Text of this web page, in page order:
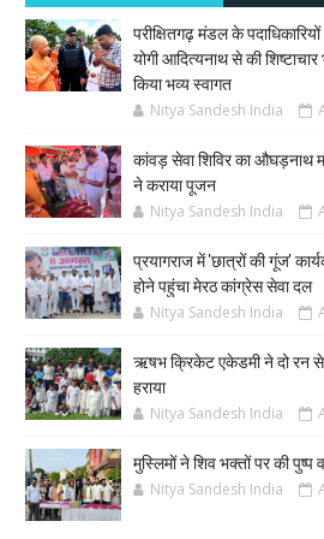
परीक्षितगढ़ मंडल के
योगी आदित्यनाथ से की शिष्टाचार
किया भव्य स्वागत
Nitya Sandesh India
कांवड़ सेवा शिविर का औघड़नाथ
ने कराया पूजन
Nitya Sandesh India
प्रयागराज में 'छात्रों की गूंज'
होने पहुंचा मेरठ कांग्रेस सेवा दल
Nitya Sandesh India
ऋषभ क्रिकेट एकेडमी ने दो रन से
हराया
Nitya Sandesh India
मुस्लिमों ने शिव भक्तों पर की पुष्प
Nitya Sandesh India